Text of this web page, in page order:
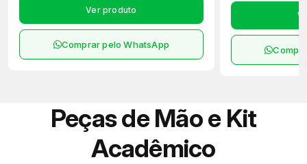
Ver produto
Comprar pelo WhatsApp
Peças de Mão e Kit
Acadêmico